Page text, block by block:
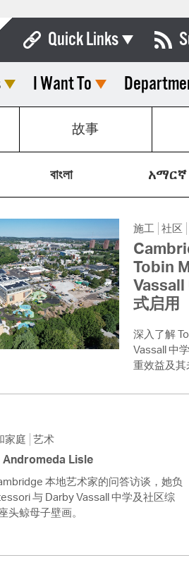
Quick Links
Boards & Commissions
Calendar
Contact City Council
Department List
Forms & Documents
Municipal Code
Open Meeting Portal
Pay Bills Online
Property Database
Watch City Council
I Want To
故事
বাংলা አማርኛ
施工 社区
Tobin
Vassall
式启用
深入了解
Vassall 中
重效益及其
家庭 艺术
Andromeda Lisle
本地艺术家的问答访谈，她负
与 Darby Vassall 中学及社区综
头鲸母子壁画。